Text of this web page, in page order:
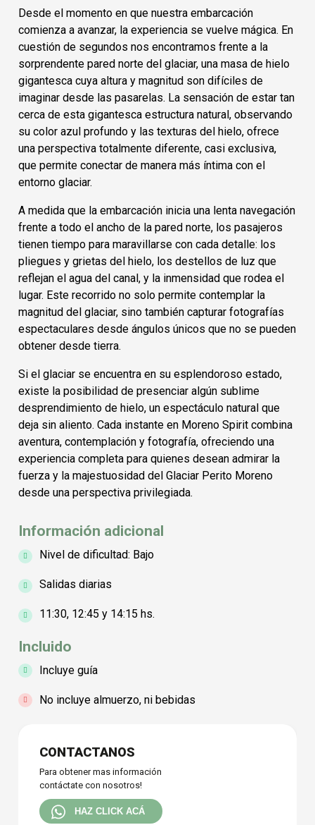
Desde el momento en que nuestra embarcación
comienza a avanzar, la experiencia se vuelve mágica. En
cuestión de segundos nos encontramos frente a la
sorprendente pared norte del glaciar, una masa de hielo
gigantesca cuya altura y magnitud son difíciles de
imaginar desde las pasarelas. La sensación de estar tan
cerca de esta gigantesca estructura natural, observando
su color azul profundo y las texturas del hielo, ofrece
una perspectiva totalmente diferente, casi exclusiva,
que permite conectar de manera más íntima con el
entorno glaciar.
A medida que la embarcación inicia una lenta navegación
frente a todo el ancho de la pared norte, los pasajeros
tienen tiempo para maravillarse con cada detalle: los
pliegues y grietas del hielo, los destellos de luz que
reflejan el agua del canal, y la inmensidad que rodea el
lugar. Este recorrido no solo permite contemplar la
magnitud del glaciar, sino también capturar fotografías
espectaculares desde ángulos únicos que no se pueden
obtener desde tierra.
Si el glaciar se encuentra en su esplendoroso estado,
existe la posibilidad de presenciar algún sublime
desprendimiento de hielo, un espectáculo natural que
deja sin aliento. Cada instante en Moreno Spirit combina
aventura, contemplación y fotografía, ofreciendo una
experiencia completa para quienes desean admirar la
fuerza y la majestuosidad del Glaciar Perito Moreno
desde una perspectiva privilegiada.
Información adicional
Nivel de dificultad: Bajo
Salidas diarias
11:30, 12:45 y 14:15 hs.
Incluido
Incluye guía
No incluye almuerzo, ni bebidas
CONTACTANOS
Para obtener mas información
contáctate con nosotros!
HAZ CLICK ACÁ